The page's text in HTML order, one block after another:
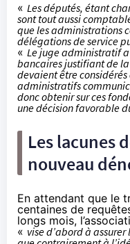
« Les députés, étant
sont tout aussi
que les administrations
délégations de service
« Le juge administratif
bancaires justifiant de
devaient être
administratifs
donc obtenir sur ces
une décision favorable
Les lacunes
nouveau
En attendant que le
centaines de
longs mois,
« vise d’abord à